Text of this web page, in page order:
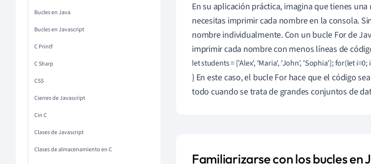
Bucles en Java
Bucles en Javascript
C Printf
C Sharp
CSS
Cierres de Javascript
Cin C
Clases de Javascript
Clases de almacenamiento en C
En su aplicación práctica, imagina que tienes
necesitas imprimir cada nombre en la consola.
nombre individualmente. Con un bucle For de
imprimir cada nombre con menos líneas de
let students = ['Alex', 'Maria', 'John', 'Sophia']; for(let
} En este caso, el bucle For hace que el código
todo cuando se trata de grandes conjuntos de
Familiarizarse con los bucles en